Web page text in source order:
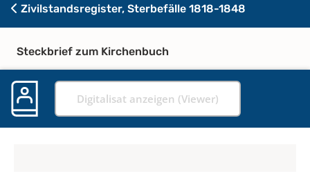
Zivilstandsregister, Sterbefälle 1818-1848
Steckbrief zum Kirchenbuch
Digitalisat anzeigen (Viewer)